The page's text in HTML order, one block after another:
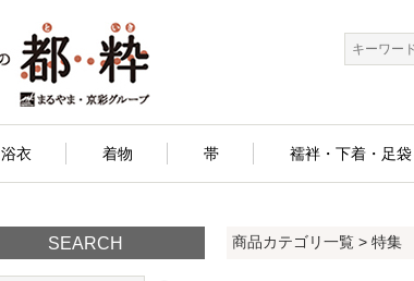
浴衣 着物 帯 襦袢・下着・足袋
SEARCH 商品カテゴリ一覧 > 特集